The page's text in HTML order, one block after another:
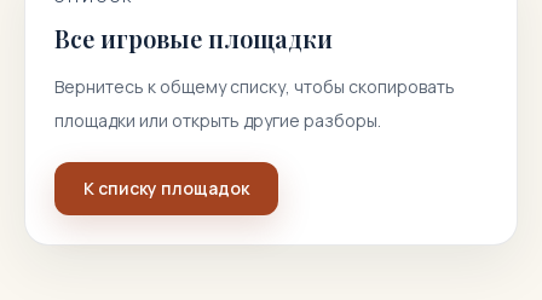
Все игровые площадки
Вернитесь к общему списку, чтобы скопировать
площадки или открыть другие разборы.
К списку площадок